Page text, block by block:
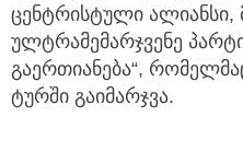
ცენტრისტული ალიანსი,
ულტრამემარჯვენე
გაერთიანება“,
ტურში გაიმარჯვა.